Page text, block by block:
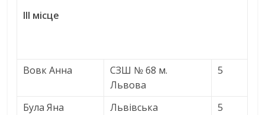
ІІІ місце
Вовк Анна
СЗШ № 68 м.
Львова
5
Була Яна
Львівська
5